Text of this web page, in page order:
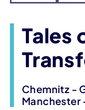
Tales
Chemnitz -
Manchester